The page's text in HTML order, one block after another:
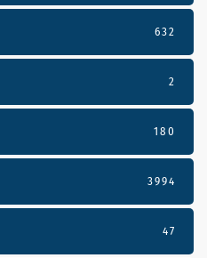
632
2
180
3994
47